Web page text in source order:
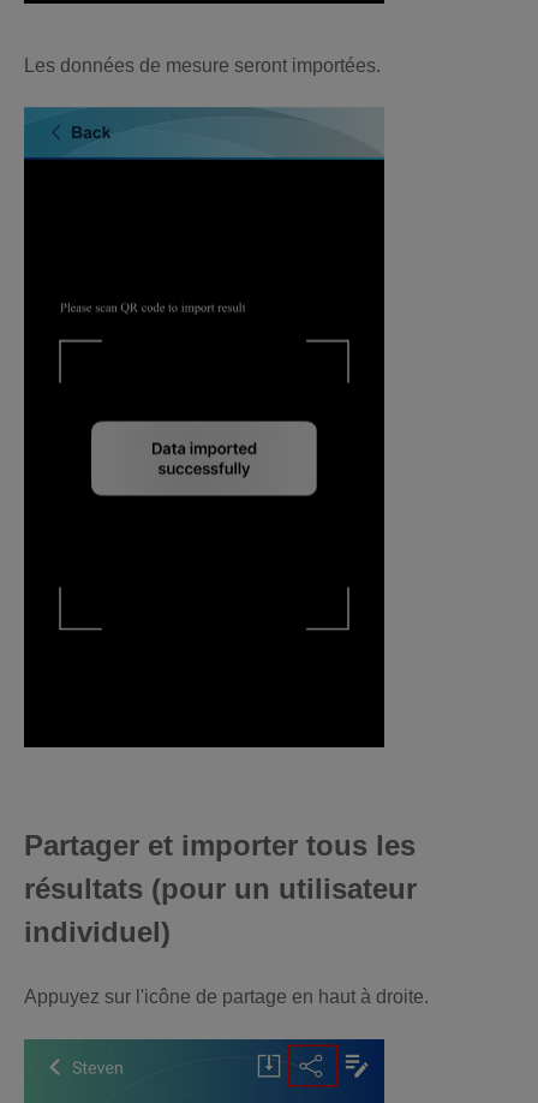
Les données de mesure seront importées.
Partager et importer tous les
résultats (pour un utilisateur
individuel)
Appuyez sur l'icône de partage en haut à droite.